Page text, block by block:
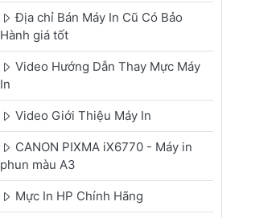
Địa chỉ Bán Máy In Cũ Có Bảo
Hành giá tốt
Video Hướng Dẫn Thay Mực Máy
In
Video Giới Thiệu Máy In
CANON PIXMA iX6770 - Máy in
phun màu A3
Mực In HP Chính Hãng